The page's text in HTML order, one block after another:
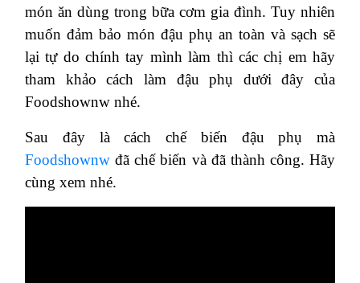
món ăn dùng trong bữa cơm gia đình. Tuy nhiên
muốn đảm bảo món đậu phụ an toàn và sạch sẽ
lại tự do chính tay mình làm thì các chị em hãy
tham khảo cách làm đậu phụ dưới đây của
Foodshownw nhé.
Sau đây là cách chế biến đậu phụ mà
Foodshownw đã chế biến và đã thành công. Hãy
cùng xem nhé.